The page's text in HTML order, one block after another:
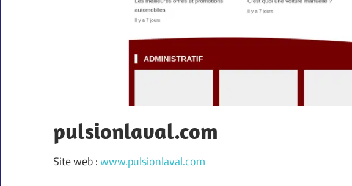
pulsionlaval.com
Site web :www.pulsionlaval.com